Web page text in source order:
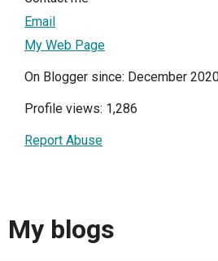
Email
My Web Page
On Blogger since: December
Profile views: 1,286
Report Abuse
My blogs